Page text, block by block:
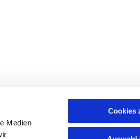
Medien
Cookies